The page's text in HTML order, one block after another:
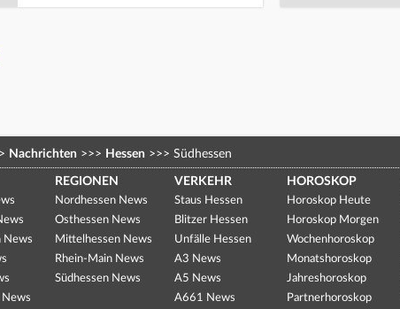
Nachrichten >>> Hessen >>> Südhessen
News
REGIONEN
Nordhessen News
Osthessen News
Mittelhessen News
Rhein-Main News
Südhessen News
VERKEHR
Staus Hessen
Blitzer Hessen
Unfälle Hessen
A3 News
A5 News
A661 News
HOROSKOP
Horoskop Heute
Horoskop Morgen
Wochenhoroskop
Monatshoroskop
Jahreshoroskop
Partnerhoroskop